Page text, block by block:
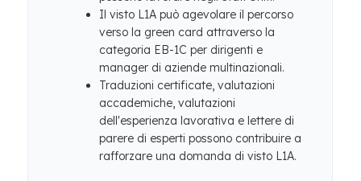
Il visto L1A può agevolare il percorso
verso la green card attraverso la
categoria EB-1C per dirigenti e
manager di aziende multinazionali.
Traduzioni certificate, valutazioni
accademiche, valutazioni
dell'esperienza lavorativa e lettere di
parere di esperti possono contribuire a
rafforzare una domanda di visto L1A.